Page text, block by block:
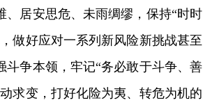
居安思危、未雨绸缪，保持“时时
做好应对一系列新风险新挑战甚至
争本领，牢记“务必敢于斗争、善
求变，打好化险为夷、转危为机的